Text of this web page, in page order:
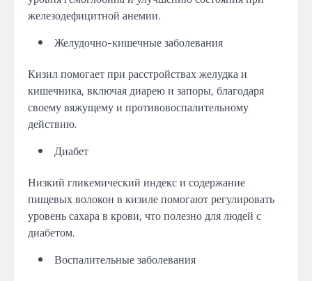
железодефицитной анемии.
Желудочно-кишечные заболевания
Кизил помогает при расстройствах желудка и
кишечника, включая диарею и запоры, благодаря
своему вяжущему и противовоспалительному
действию.
Диабет
Низкий гликемический индекс и содержание
пищевых волокон в кизиле помогают регулировать
уровень сахара в крови, что полезно для людей с
диабетом.
Воспалительные заболевания